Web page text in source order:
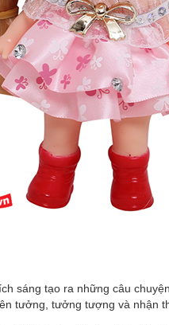
sáng tạo ra những câu
tưởng, tưởng tượng và nhận